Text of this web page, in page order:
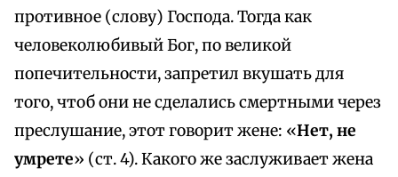
противное (слову) Господа. Тогда как
человеколюбивый Бог, по великой
попечительности, запретил вкушать для
того, чтоб они не сделались смертными через
преслушание, этот говорит жене: «Нет, не
умрете» (ст. 4). Какого же заслуживает жена